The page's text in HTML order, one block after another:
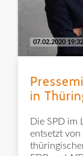
07.02.2020 19:32
in
Die SPD im
entsetzt von